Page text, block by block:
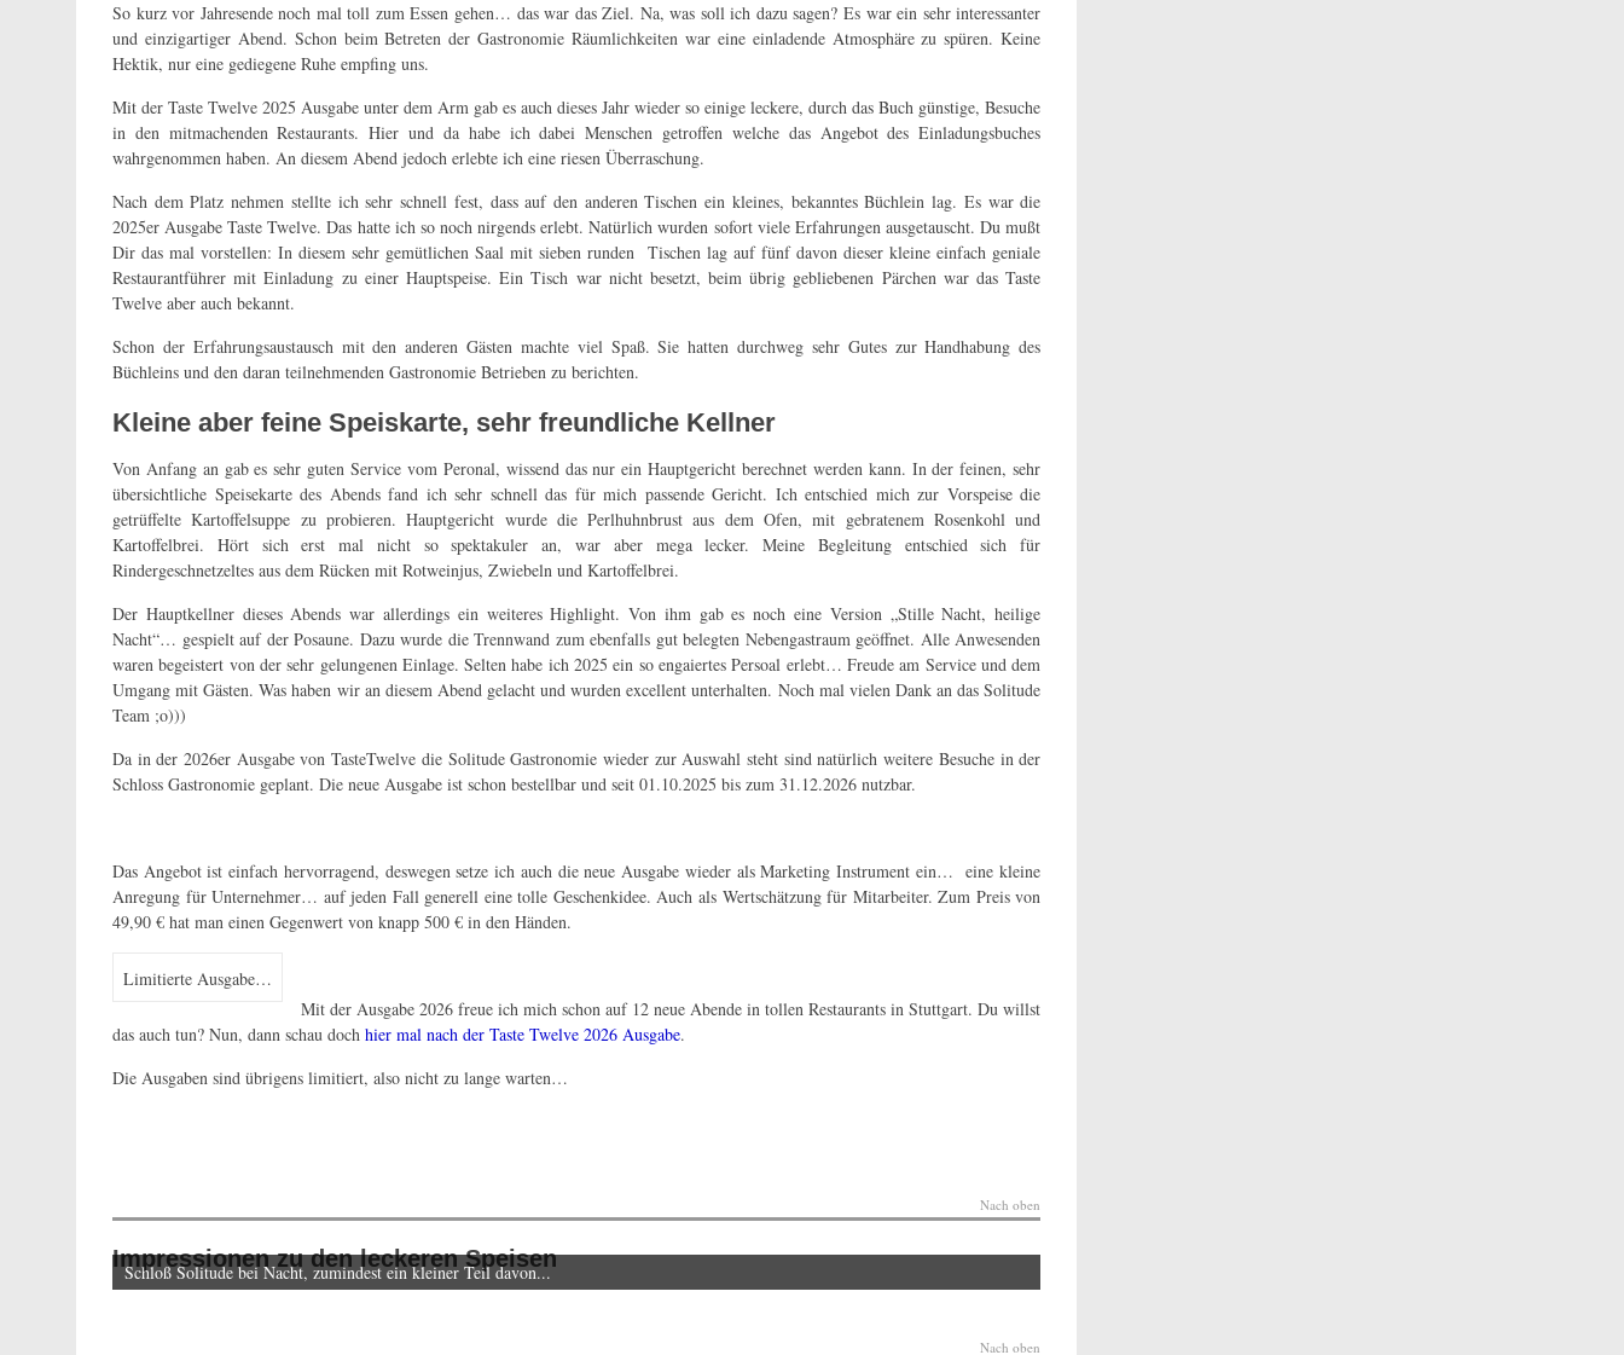
So kurz vor Jahresende noch mal toll zum Essen gehen… das war das Ziel. Na, was soll ich dazu sagen? Es war ein sehr interessanter
und einzigartiger Abend. Schon beim Betreten der Gastronomie Räumlichkeiten war eine einladende Atmosphäre zu spüren. Keine
Hektik, nur eine gediegene Ruhe empfing uns.
Mit der Taste Twelve 2025 Ausgabe unter dem Arm gab es auch dieses Jahr wieder so einige leckere, durch das Buch günstige, Besuche
in den mitmachenden Restaurants. Hier und da habe ich dabei Menschen getroffen welche das Angebot des Einladungsbuches
wahrgenommen haben. An diesem Abend jedoch erlebte ich eine riesen Überraschung.
Nach dem Platz nehmen stellte ich sehr schnell fest, dass auf den anderen Tischen ein kleines, bekanntes Büchlein lag. Es war die
2025er Ausgabe Taste Twelve. Das hatte ich so noch nirgends erlebt. Natürlich wurden sofort viele Erfahrungen ausgetauscht. Du mußt
Dir das mal vorstellen: In diesem sehr gemütlichen Saal mit sieben runden Tischen lag auf fünf davon dieser kleine einfach geniale
Restaurantführer mit Einladung zu einer Hauptspeise. Ein Tisch war nicht besetzt, beim übrig gebliebenen Pärchen war das Taste
Twelve aber auch bekannt.
Schon der Erfahrungsaustausch mit den anderen Gästen machte viel Spaß. Sie hatten durchweg sehr Gutes zur Handhabung des
Büchleins und den daran teilnehmenden Gastronomie Betrieben zu berichten.
Kleine aber feine Speiskarte, sehr freundliche Kellner
Von Anfang an gab es sehr guten Service vom Peronal, wissend das nur ein Hauptgericht berechnet werden kann. In der feinen, sehr
übersichtliche Speisekarte des Abends fand ich sehr schnell das für mich passende Gericht. Ich entschied mich zur Vorspeise die
getrüffelte Kartoffelsuppe zu probieren. Hauptgericht wurde die Perlhuhnbrust aus dem Ofen, mit gebratenem Rosenkohl und
Kartoffelbrei. Hört sich erst mal nicht so spektakuler an, war aber mega lecker. Meine Begleitung entschied sich für
Rindergeschnetzeltes aus dem Rücken mit Rotweinjus, Zwiebeln und Kartoffelbrei.
Der Hauptkellner dieses Abends war allerdings ein weiteres Highlight. Von ihm gab es noch eine Version „Stille Nacht, heilige
Nacht“… gespielt auf der Posaune. Dazu wurde die Trennwand zum ebenfalls gut belegten Nebengastraum geöffnet. Alle Anwesenden
waren begeistert von der sehr gelungenen Einlage. Selten habe ich 2025 ein so engaiertes Persoal erlebt… Freude am Service und dem
Umgang mit Gästen. Was haben wir an diesem Abend gelacht und wurden excellent unterhalten. Noch mal vielen Dank an das Solitude
Team ;o)))
Da in der 2026er Ausgabe von TasteTwelve die Solitude Gastronomie wieder zur Auswahl steht sind natürlich weitere Besuche in der
Schloss Gastronomie geplant. Die neue Ausgabe ist schon bestellbar und seit 01.10.2025 bis zum 31.12.2026 nutzbar.
Das Angebot ist einfach hervorragend, deswegen setze ich auch die neue Ausgabe wieder als Marketing Instrument ein… eine kleine
Anregung für Unternehmer… auf jeden Fall generell eine tolle Geschenkidee. Auch als Wertschätzung für Mitarbeiter. Zum Preis von
49,90 € hat man einen Gegenwert von knapp 500 € in den Händen.
Limitierte Ausgabe…
Mit der Ausgabe 2026 freue ich mich schon auf 12 neue Abende in tollen Restaurants in Stuttgart. Du willst
das auch tun? Nun, dann schau doch hier mal nach der Taste Twelve 2026 Ausgabe.
Die Ausgaben sind übrigens limitiert, also nicht zu lange warten…
Nach oben
Impressionen zu den leckeren Speisen
Schloß Solitude bei Nacht, zumindest ein kleiner Teil davon...
Nach oben